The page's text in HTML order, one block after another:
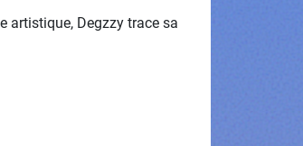
artistique, Degzzy trace sa